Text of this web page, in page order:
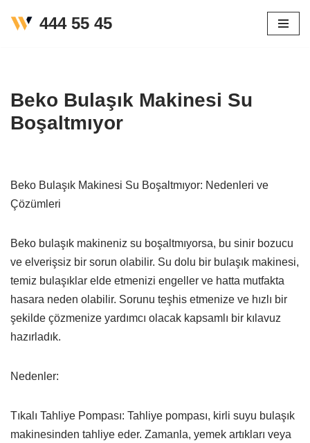
444 55 45
Beko Bulaşık Makinesi Su
Boşaltmıyor
Beko Bulaşık Makinesi Su Boşaltmıyor: Nedenleri ve
Çözümleri
Beko bulaşık makineniz su boşaltmıyorsa, bu sinir bozucu
ve elverişsiz bir sorun olabilir. Su dolu bir bulaşık makinesi,
temiz bulaşıklar elde etmenizi engeller ve hatta mutfakta
hasara neden olabilir. Sorunu teşhis etmenize ve hızlı bir
şekilde çözmenize yardımcı olacak kapsamlı bir kılavuz
hazırladık.
Nedenler:
Tıkalı Tahliye Pompası: Tahliye pompası, kirli suyu bulaşık
makinesinden tahliye eder. Zamanla, yemek artıkları veya